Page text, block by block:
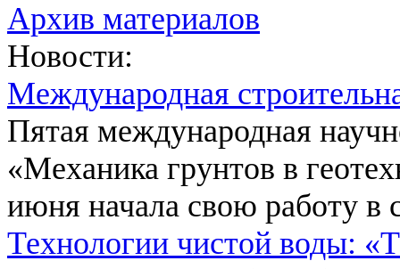
Архив материалов
Новости:
Международная
Пятая международная
«Механика грунтов в
июня начала свою работу в
Технологии чистой воды: